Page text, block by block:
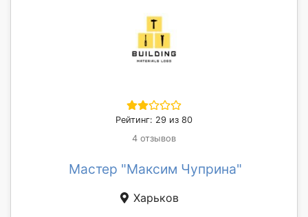
Рейтинг: 29 из 80
4 отзывов
Мастер "Максим Чуприна"
Харьков